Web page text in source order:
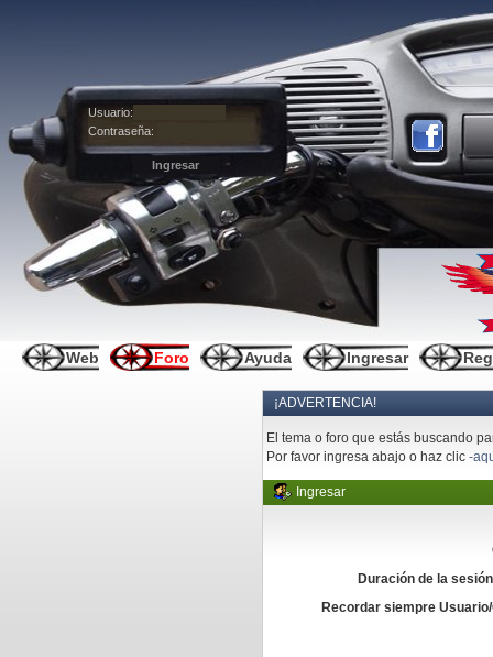
Usuario:
Contraseña:
Web Foro Ayuda Ingresar
¡ADVERTENCIA!
El tema o foro que estás buscando
Por favor ingresa abajo o haz clic-
Ingresar
Duración de la
Recordar siempre